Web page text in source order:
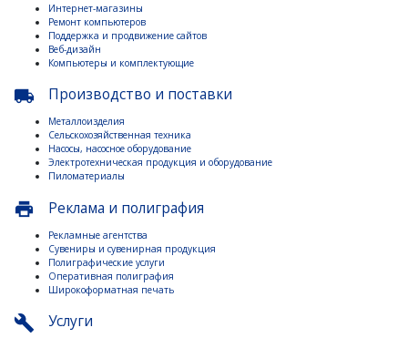
Интернет-магазины
Ремонт компьютеров
Поддержка и продвижение сайтов
Веб-дизайн
Компьютеры и комплектующие
local_shipping Производство и поставки
Металлоизделия
Сельскохозяйственная техника
Насосы, насосное оборудование
Электротехническая продукция и оборудование
Пиломатериалы
print Реклама и полиграфия
Рекламные агентства
Сувениры и сувенирная продукция
Полиграфические услуги
Оперативная полиграфия
Широкоформатная печать
build Услуги